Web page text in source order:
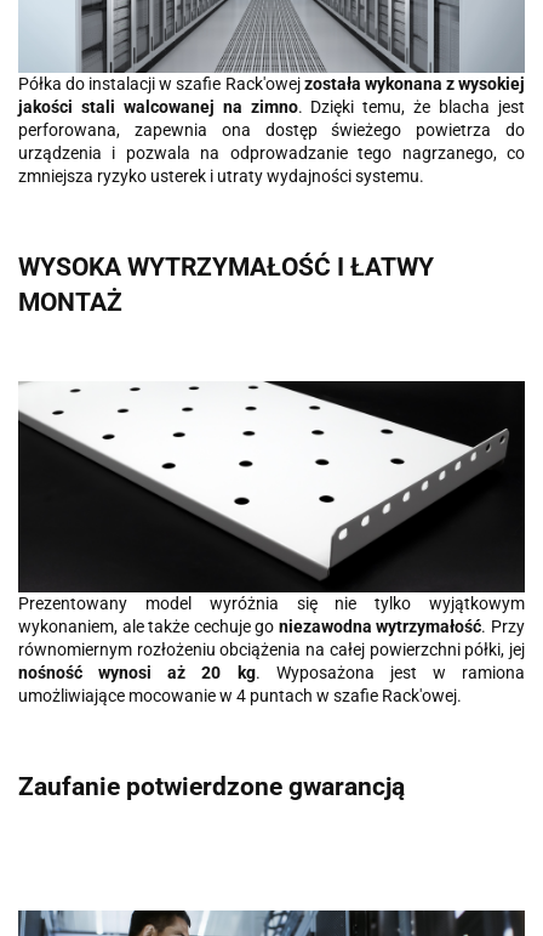
Półka do instalacji w szafie Rack'owejzostała wykonana z wysokiej
jakości stali walcowanej na zimno. Dzięki temu, że blacha jest
perforowana, zapewnia ona dostęp świeżego powietrza do
urządzenia i pozwala na odprowadzanie tego nagrzanego, co
zmniejsza ryzyko usterek i utraty wydajności systemu.
WYSOKA WYTRZYMAŁOŚĆ I ŁATWY
MONTAŻ
Prezentowany model wyróżnia się nie tylko wyjątkowym
wykonaniem, ale także cechuje go niezawodna wytrzymałość. Przy
równomiernym rozłożeniu obciążenia na całej powierzchni półki, jej
nośność wynosi aż 20 kg. Wyposażona jest w ramiona
umożliwiające mocowanie w 4 puntach w szafie Rack'owej.
Zaufanie potwierdzone gwarancją